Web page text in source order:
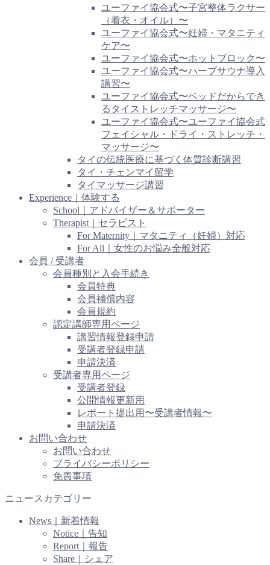
ユーファイ協会式〜子宮整体ラクサー
（着衣・オイル）〜
ユーファイ協会式〜妊婦・マタニティ
ケア〜
ユーファイ協会式〜ホットブロック〜
ユーファイ協会式〜ハーブサウナ導入
講習〜
ユーファイ協会式〜ベッドだからでき
るタイストレッチマッサージ〜
ユーファイ協会式〜ユーファイ協会式
フェイシャル・ドライ・ストレッチ・
マッサージ〜
タイの伝統医療に基づく体質診断講習
タイ・チェンマイ留学
タイマッサージ講習
Experience｜体験する
School｜アドバイザー＆サポーター
Therapist｜セラピスト
For Maternity｜マタニティ（妊婦）対応
For All｜女性のお悩み全般対応
会員 / 受講者
会員種別と入会手続き
会員特典
会員補償内容
会員規約
認定講師専用ページ
講習情報登録申請
受講者登録申請
申請決済
受講者専用ページ
受講者登録
公開情報更新用
レポート提出用〜受講者情報〜
申請決済
お問い合わせ
お問い合わせ
プライバシーポリシー
免責事項
ニュースカテゴリー
News｜新着情報
Notice｜告知
Report｜報告
Share｜シェア